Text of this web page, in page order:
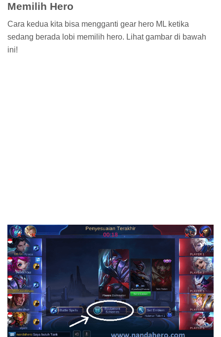
Memilih Hero
Cara kedua kita bisa mengganti gear hero ML ketika
sedang berada lobi memilih hero. Lihat gambar di bawah
ini!